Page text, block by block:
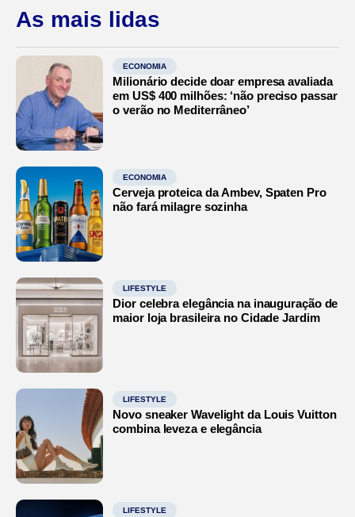
As mais lidas
ECONOMIA
Milionário decide doar empresa avaliada
em US$ 400 milhões: ‘não preciso passar
o verão no Mediterrâneo’
ECONOMIA
Cerveja proteica da Ambev, Spaten Pro
não fará milagre sozinha
LIFESTYLE
Dior celebra elegância na inauguração de
maior loja brasileira no Cidade Jardim
LIFESTYLE
Novo sneaker Wavelight da Louis Vuitton
combina leveza e elegância
LIFESTYLE